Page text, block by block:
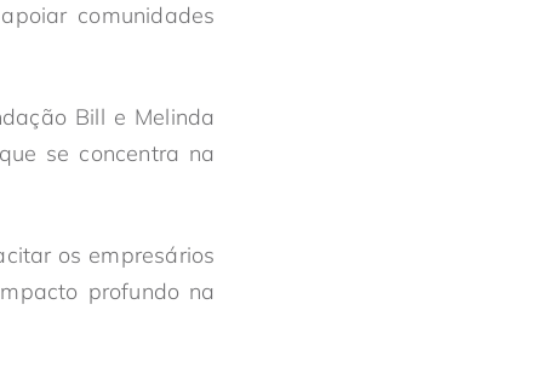
comunidades
Bill e Melinda
se concentra na
os empresários
profundo na